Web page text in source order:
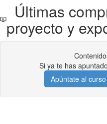
Últimas
proyecto y
Si ya te has
Apúntate al